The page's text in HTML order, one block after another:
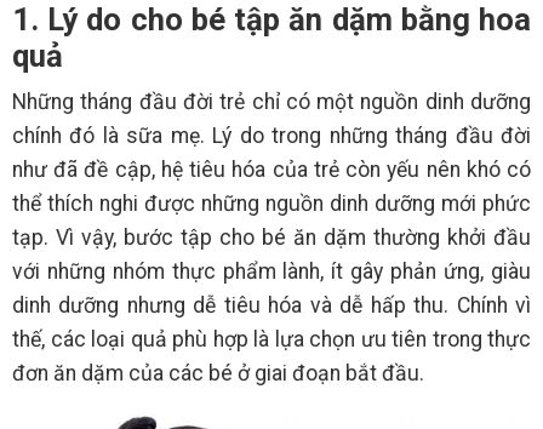
1. Lý do cho bé tập ăn dặm bằng hoa
quả
Những tháng đầu đời trẻ chỉ có một nguồn dinh dưỡng
chính đó là sữa mẹ. Lý do trong những tháng đầu đời
như đã đề cập, hệ tiêu hóa của trẻ còn yếu nên khó có
thể thích nghi được những nguồn dinh dưỡng mới phức
tạp. Vì vậy, bước tập cho bé ăn dặm thường khởi đầu
với những nhóm thực phẩm lành, ít gây phản ứng, giàu
dinh dưỡng nhưng dễ tiêu hóa và dễ hấp thu. Chính vì
thế, các loại quả phù hợp là lựa chọn ưu tiên trong thực
đơn ăn dặm của các bé ở giai đoạn bắt đầu.